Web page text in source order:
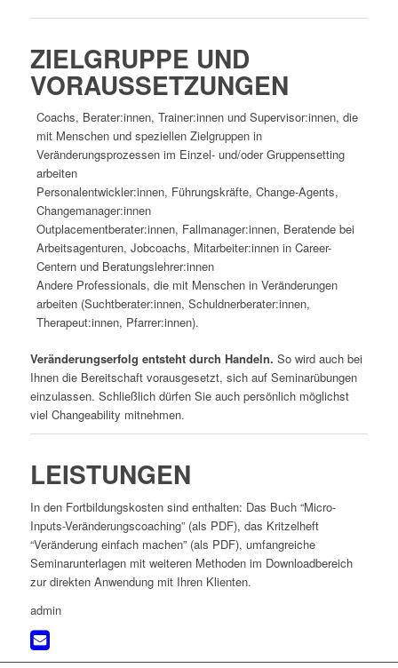
ZIELGRUPPE UND
VORAUSSETZUNGEN
Coachs, Berater:innen, Trainer:innen und Supervisor:innen, die
mit Menschen und speziellen Zielgruppen in
Veränderungsprozessen im Einzel- und/oder Gruppensetting
arbeiten
Personalentwickler:innen, Führungskräfte, Change-Agents,
Changemanager:innen
Outplacementberater:innen, Fallmanager:innen, Beratende bei
Arbeitsagenturen, Jobcoachs, Mitarbeiter:innen in Career-
Centern und Beratungslehrer:innen
Andere Professionals, die mit Menschen in Veränderungen
arbeiten (Suchtberater:innen, Schuldnerberater:innen,
Therapeut:innen, Pfarrer:innen).
Veränderungserfolg entsteht durch Handeln. So wird auch bei
Ihnen die Bereitschaft vorausgesetzt, sich auf Seminarübungen
einzulassen. Schließlich dürfen Sie auch persönlich möglichst
viel Changeability mitnehmen.
LEISTUNGEN
In den Fortbildungskosten sind enthalten: Das Buch “Micro-
Inputs-Veränderungscoaching” (als PDF), das Kritzelheft
“Veränderung einfach machen” (als PDF), umfangreiche
Seminarunterlagen mit weiteren Methoden im Downloadbereich
zur direkten Anwendung mit Ihren Klienten.
admin